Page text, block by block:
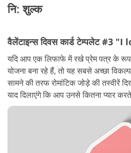
नि: शुल्क
वैलेंटाइन्स दिवस कार्ड टेम्पलेट #3
यदि आप एक लिफाफे में रखे प्रेम पत्र के
योजना बना रहे हैं, तो यह सबसे अच्छा
सामने की तरफ रोमांटिक जोड़े की तस्वीरें
याद दिलाएंगे कि आप उनसे कितना प्यार